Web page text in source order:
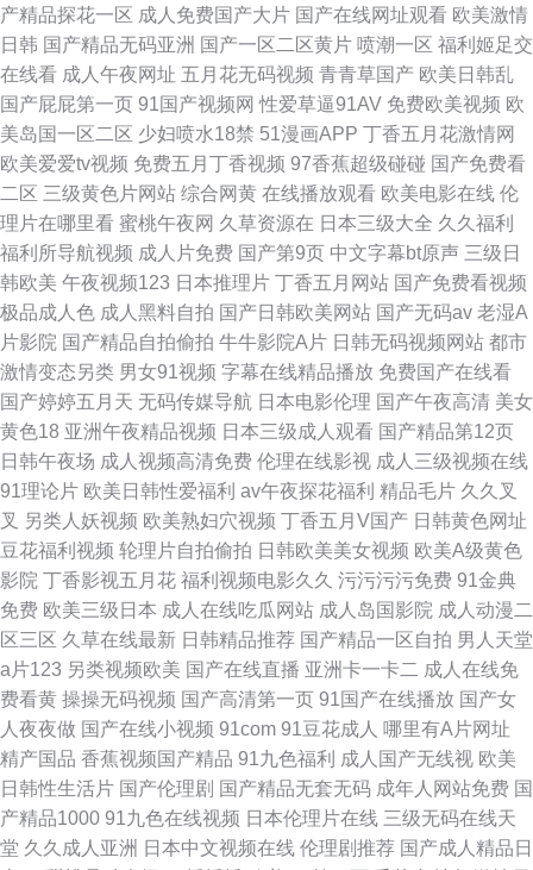
产精品探花一区 成人免费国产大片 国产在线网址观看 欧美激情
日韩 国产精品无码亚洲 国产一区二区黄片 喷潮一区 福利姬足交
在线看 成人午夜网址 五月花无码视频 青青草国产 欧美日韩乱
国产屁屁第一页 91国产视频网 性爱草逼91AV 免费欧美视频 欧
美岛国一区二区 少妇喷水18禁 51漫画APP 丁香五月花激情网
欧美爱爱tv视频 免费五月丁香视频 97香蕉超级碰碰 国产免费看
二区 三级黄色片网站 综合网黄 在线播放观看 欧美电影在线 伦
理片在哪里看 蜜桃午夜网 久草资源在 日本三级大全 久久福利
福利所导航视频 成人片免费 国产第9页 中文字幕bt原声 三级日
韩欧美 午夜视频123 日本推理片 丁香五月网站 国产免费看视频
极品成人色 成人黑料自拍 国产日韩欧美网站 国产无码av 老湿A
片影院 国产精品自拍偷拍 牛牛影院A片 日韩无码视频网站 都市
激情变态另类 男女91视频 字幕在线精品播放 免费国产在线看
国产婷婷五月天 无码传媒导航 日本电影伦理 国产午夜高清 美女
黄色18 亚洲午夜精品视频 日本三级成人观看 国产精品第12页
日韩午夜场 成人视频高清免费 伦理在线影视 成人三级视频在线
91理论片 欧美日韩性爱福利 av午夜探花福利 精品毛片 久久叉
叉 另类人妖视频 欧美熟妇穴视频 丁香五月V国产 日韩黄色网址
豆花福利视频 轮理片自拍偷拍 日韩欧美美女视频 欧美A级黄色
影院 丁香影视五月花 福利视频电影久久 污污污污免费 91金典
免费 欧美三级日本 成人在线吃瓜网站 成人岛国影院 成人动漫二
区三区 久草在线最新 日韩精品推荐 国产精品一区自拍 男人天堂
a片123 另类视频欧美 国产在线直播 亚洲卡一卡二 成人在线免
费看黄 操操无码视频 国产高清第一页 91国产在线播放 国产女
人夜夜做 国产在线小视频 91com 91豆花成人 哪里有A片网址
精产国品 香蕉视频国产精品 91九色福利 成人国产无线视 欧美
日韩性生活片 国产伦理剧 国产精品无套无码 成年人网站免费 国
产精品1000 91九色在线视频 日本伦理片在线 三级无码在线天
堂 久久成人亚洲 日本中文视频在线 伦理剧推荐 国产成人精品日